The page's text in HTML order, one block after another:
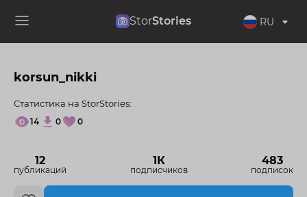
StorStories RU
korsun_nikki
12
публикаций
1К
подписчиков
483
подписок
Статистика на StorStories:
14 0 0